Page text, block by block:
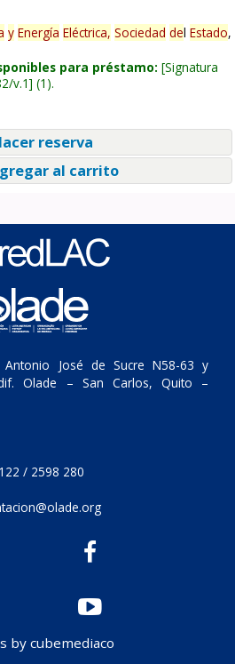
y Energía Eléctrica, Sociedad del Estado,
para préstamo: Signatura
v.1 (1).
reserva
al carrito
Antonio José de Sucre N58-63 y
Olade – San Carlos, Quito –
/ 2598 280
by cubemediaco